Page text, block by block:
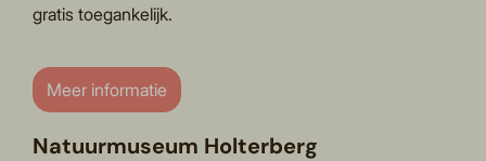
gratis toegankelijk.
Meer informatie
Natuurmuseum Holterberg